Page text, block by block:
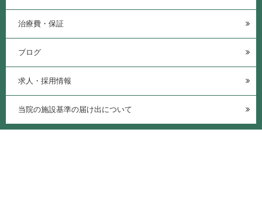
治療費・保証
ブログ
求人・採用情報
当院の施設基準の届け出について